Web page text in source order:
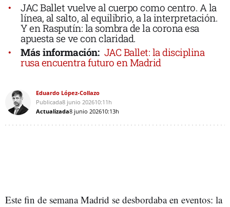
JAC Ballet vuelve al cuerpo como centro. A la
línea, al salto, al equilibrio, a la interpretación.
Y en Rasputín: la sombra de la corona esa
apuesta se ve con claridad.
Más información: JAC Ballet: la disciplina
rusa encuentra futuro en Madrid
Eduardo López-Collazo
Publicada8 junio 202610:11h
Actualizada8 junio 202610:13h
Este fin de semana Madrid se desbordaba en eventos: la